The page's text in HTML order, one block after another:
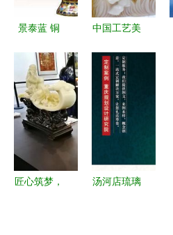
景泰蓝 铜
琅，流光溢
彩的民族瑰
宝
中国工艺美
传统技艺与
数字经济的
美妙交响
匠心筑梦，
汤河店琉璃